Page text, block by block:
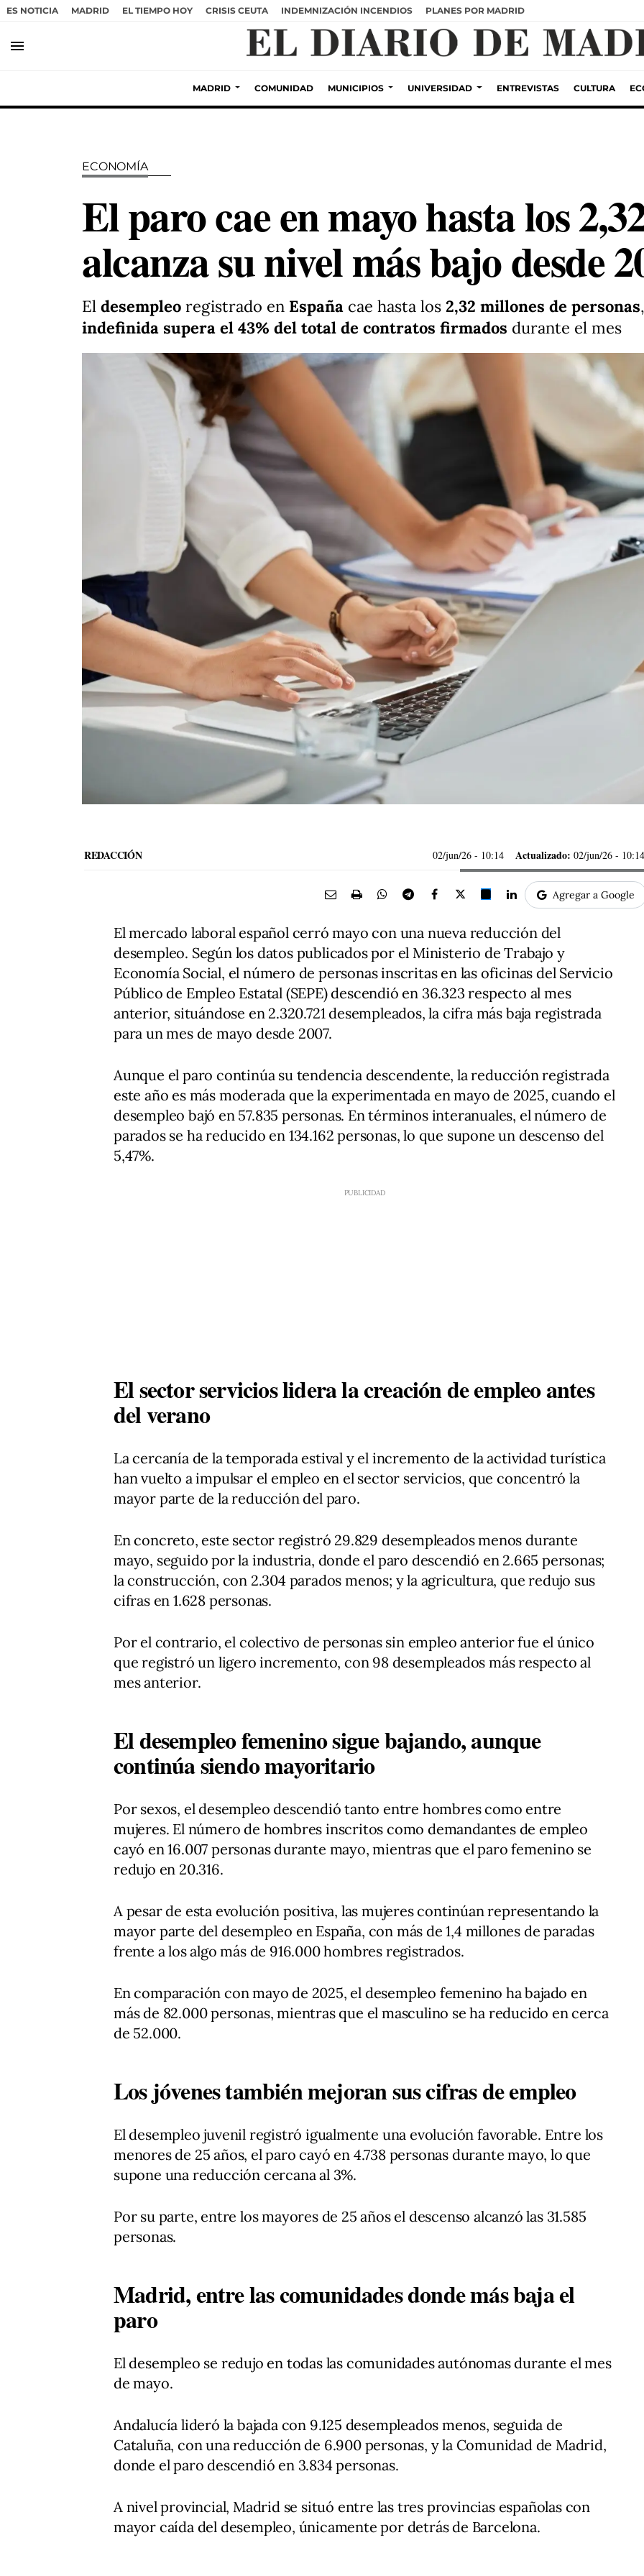
ES NOTICIA MADRID EL TIEMPO HOY CRISIS CEUTA INDEMNIZACIÓN INCENDIOS PLANES POR MADRID
menu
MADRID COMUNIDAD MUNICIPIOS UNIVERSIDAD ENTREVISTAS CULTURA
ECONOMÍA
El paro cae en mayo hasta los
alcanza su nivel más bajo desde
El desempleo registrado en España cae hasta los 2,32 millones de personas
indefinida supera el 43% del total de contratos firmados durante el mes
REDACCIÓN 02/jun/26 - 10:14 Actualizado: 02/jun/26 - 10:14
Agregar a Google
El mercado laboral español cerró mayo con una nueva reducción del
desempleo. Según los datos publicados por el Ministerio de Trabajo y
Economía Social, el número de personas inscritas en las oficinas del Servicio
Público de Empleo Estatal (SEPE) descendió en 36.323 respecto al mes
anterior, situándose en 2.320.721 desempleados, la cifra más baja registrada
para un mes de mayo desde 2007.
Aunque el paro continúa su tendencia descendente, la reducción registrada
este año es más moderada que la experimentada en mayo de 2025, cuando el
desempleo bajó en 57.835 personas. En términos interanuales, el número de
parados se ha reducido en 134.162 personas, lo que supone un descenso del
5,47%.
El sector servicios lidera la creación de empleo antes
del verano
La cercanía de la temporada estival y el incremento de la actividad turística
han vuelto a impulsar el empleo en el sector servicios, que concentró la
mayor parte de la reducción del paro.
En concreto, este sector registró 29.829 desempleados menos durante
mayo, seguido por la industria, donde el paro descendió en 2.665 personas;
la construcción, con 2.304 parados menos; y la agricultura, que redujo sus
cifras en 1.628 personas.
Por el contrario, el colectivo de personas sin empleo anterior fue el único
que registró un ligero incremento, con 98 desempleados más respecto al
mes anterior.
El desempleo femenino sigue bajando, aunque
continúa siendo mayoritario
Por sexos, el desempleo descendió tanto entre hombres como entre
mujeres. El número de hombres inscritos como demandantes de empleo
cayó en 16.007 personas durante mayo, mientras que el paro femenino se
redujo en 20.316.
A pesar de esta evolución positiva, las mujeres continúan representando la
mayor parte del desempleo en España, con más de 1,4 millones de paradas
frente a los algo más de 916.000 hombres registrados.
En comparación con mayo de 2025, el desempleo femenino ha bajado en
más de 82.000 personas, mientras que el masculino se ha reducido en cerca
de 52.000.
Los jóvenes también mejoran sus cifras de empleo
El desempleo juvenil registró igualmente una evolución favorable. Entre los
menores de 25 años, el paro cayó en 4.738 personas durante mayo, lo que
supone una reducción cercana al 3%.
Por su parte, entre los mayores de 25 años el descenso alcanzó las 31.585
personas.
Madrid, entre las comunidades donde más baja el
paro
El desempleo se redujo en todas las comunidades autónomas durante el mes
de mayo.
Andalucía lideró la bajada con 9.125 desempleados menos, seguida de
Cataluña, con una reducción de 6.900 personas, y la Comunidad de Madrid,
donde el paro descendió en 3.834 personas.
A nivel provincial, Madrid se situó entre las tres provincias españolas con
mayor caída del desempleo, únicamente por detrás de Barcelona.